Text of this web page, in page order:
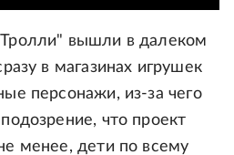
вышли в далеком
в магазинах игрушек
персонажи, из-за чего
что проект
менее, дети по всему